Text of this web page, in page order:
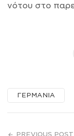
νότου στο
ΓΕΡΜΑΝΙΑ
PREVIOUS POST